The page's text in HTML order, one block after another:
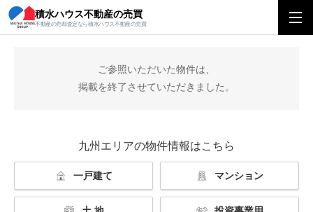
積水ハウス不動産の売買
不動産の売却査定なら積水ハウス不動産の売買
積水ハウス不動産の売買 九州エリアトップ
ご参照いただいた物件は、
掲載を終了させていただきました。
九州エリアの物件情報はこちら
一戸建て マンション